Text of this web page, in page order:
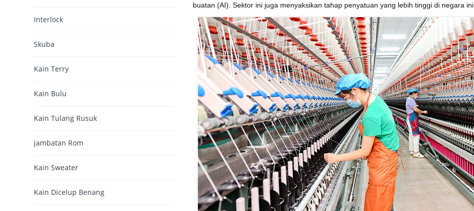
buatan (AI). Sektor ini juga menyaksikan tahap penyatuan yang lebih tinggi di negara ini.
Interlock
Skuba
Kain Terry
Kain Bulu
Kain Tulang Rusuk
jambatan Rom
Kain Sweater
Kain Dicelup Benang